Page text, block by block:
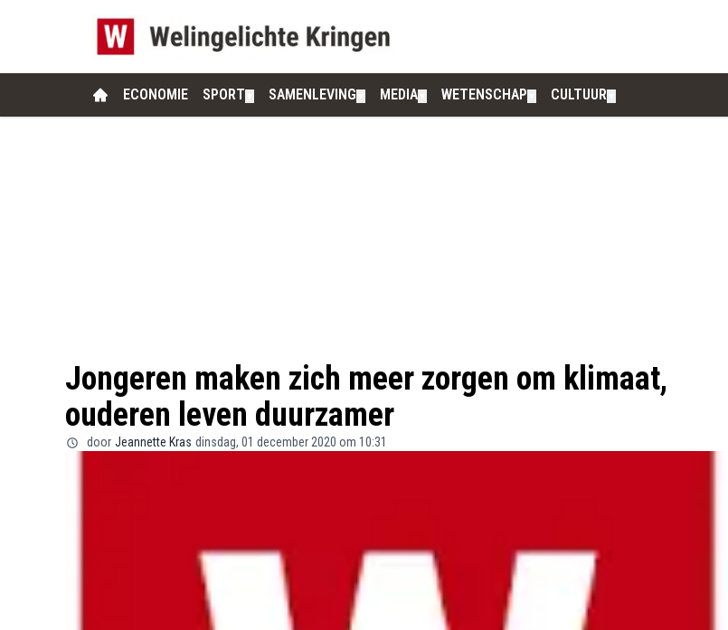
ECONOMIE SPORT SAMENLEVING MEDIA WETENSCHAP CULTUUR
Jongeren maken zich meer zorgen om klimaat,
ouderen leven duurzamer
door Jeannette Kras dinsdag, 01 december 2020 om 10:31